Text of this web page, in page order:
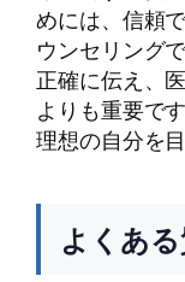
めには、信頼
ウンセリング
正確に伝え、
よりも重要で
理想の自分を
よくある